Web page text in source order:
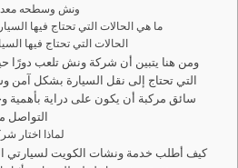
ونش وسطحه معدة
ما هي الحالات التي تحتاج فيها
الحالات التي تحتاج فيها
ومن هنا يتبين أن شركة ونش تلعب دورًا
التي تحتاج إلى نقل السيارة بشكل آمن
سائق مركبة أن يكون على دراية بأهمية
التواصل
لماذا اختار
كيف أطلب خدمة ونشات الكويت لسيارتي